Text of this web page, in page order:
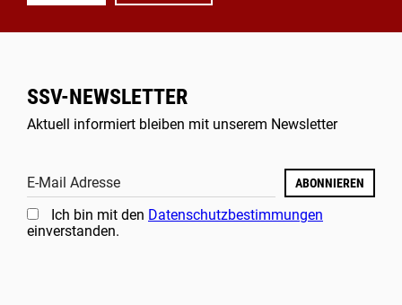
SSV-NEWSLETTER
Aktuell informiert bleiben mit unserem Newsletter
E-Mail Adresse ABONNIEREN
Ich bin mit den Datenschutzbestimmungen
einverstanden.